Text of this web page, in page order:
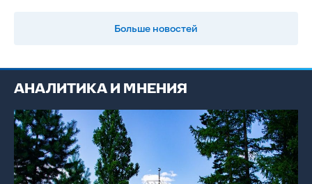
Больше новостей
АНАЛИТИКА И МНЕНИЯ